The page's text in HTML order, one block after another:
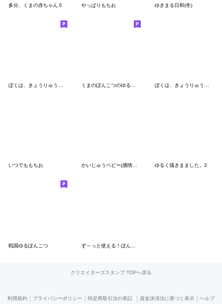
多分、くまの赤ちゃん５ やっぱりもちお ゆきまる日和(冬)
いつでももちお かいじゅうベビー(感情を伝える) ゆるく描きまました。2
戦国ゆるぽんこつ
クリエイターズスタンプ TOPへ戻る
利用規約 | プライバシーポリシー | 特定商取引法の表記 | 資金決済法に基づく表示 | ヘルプ